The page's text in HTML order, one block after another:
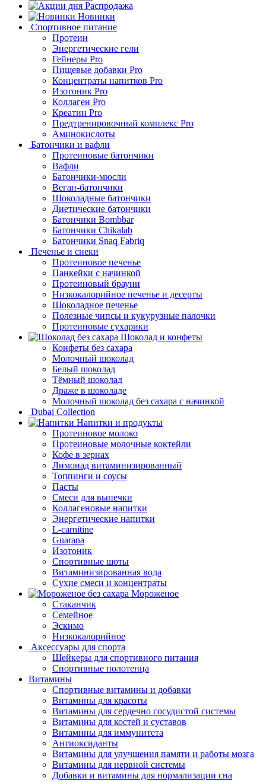
Распродажа
Новинки
Спортивное питание
Протеин
Энергетические гели
Гейнеры Pro
Пищевые добавки Pro
Концентраты напитков Pro
Изотоник Pro
Коллаген Pro
Креатин Pro
Предтренировочный комплекс Pro
Аминокислоты
Батончики и вафли
Протеиновые батончики
Вафли
Батончики-мюсли
Веган-батончики
Шоколадные батончики
Диетические батончики
Батончики Bombbar
Батончики Chikalab
Батончики Snaq Fabriq
Печенье и снеки
Протеиновое печенье
Панкейки с начинкой
Протеиновый брауни
Низкокалорийное печенье и десерты
Шоколадное печенье
Полезные чипсы и кукурузные палочки
Протеиновые сухарики
Шоколад и конфеты
Конфеты без сахара
Молочный шоколад
Белый шоколад
Тёмный шоколад
Драже в шоколаде
Молочный шоколад без сахара с начинкой
Dubai Collection
Напитки и продукты
Протеиновое молоко
Протеиновые молочные коктейли
Кофе в зернах
Лимонад витаминизированный
Топпинги и соусы
Пасты
Смеси для выпечки
Коллагеновые напитки
Энергетические напитки
L-carnitine
Guarana
Изотоник
Спортивные шоты
Витаминизированная вода
Сухие смеси и концентраты
Мороженое
Стаканчик
Семейное
Эскимо
Низкокалорийное
Аксессуары для спорта
Шейкеры для спортивного питания
Спортивные полотенца
Витамины
Спортивные витамины и добавки
Витамины для красоты
Витамины для сердечно сосудистой системы
Витамины для костей и суставов
Витамины для иммунитета
Антиоксиданты
Витамины для улучшения памяти и работы мозга
Витамины для нервной системы
Добавки и витамины для нормализации сна